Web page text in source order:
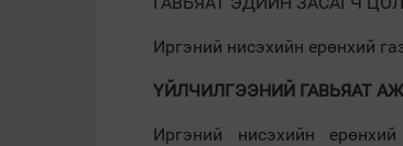
Иргэний нисэхийн ерөнхий
ҮЙЛЧИЛГЭЭНИЙ ГАВЬЯАТ
Иргэний нисэхийн